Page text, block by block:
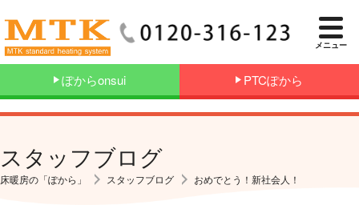
ぽからonsui PTCぽから
スタッフブログ
床暖房の「ぽから」 スタッフブログ おめでとう！新社会人！
メニュー